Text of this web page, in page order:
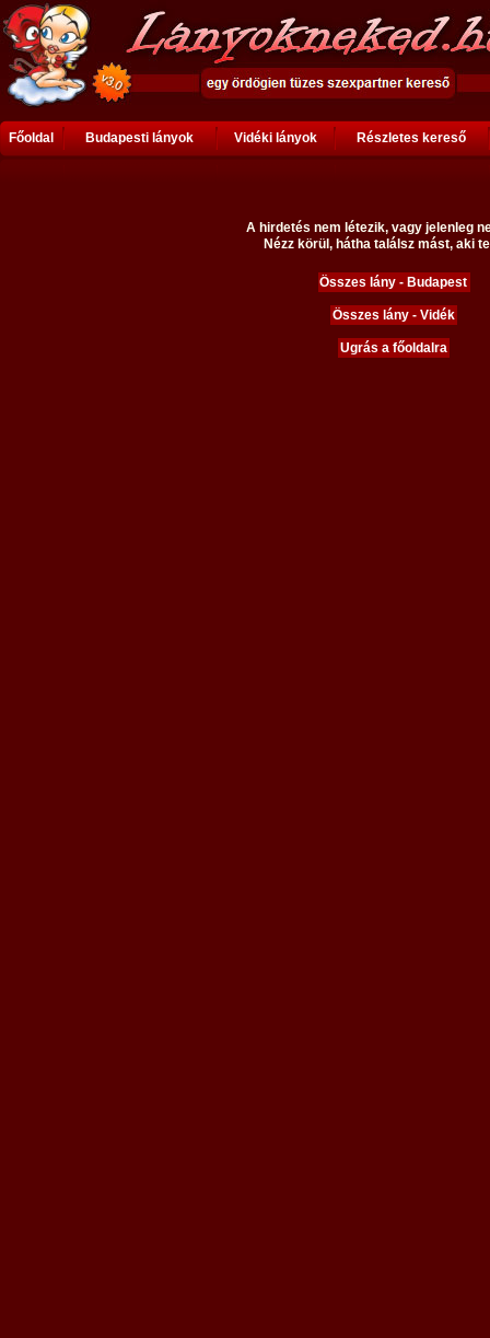
Főoldal Budapesti lányok Vidéki lányok Részletes kereső
A hirdetés nem létezik, vagy jelenleg
Nézz körül, hátha találsz mást, aki
Összes lány - Budapest
Összes lány - Vidék
Ugrás a főoldalra